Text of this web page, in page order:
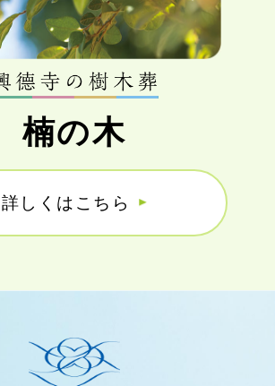
楠の木
詳しくはこちら